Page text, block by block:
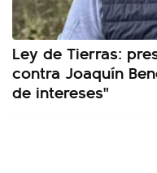
Ley de Tierras:
contra Joaquín
de intereses"